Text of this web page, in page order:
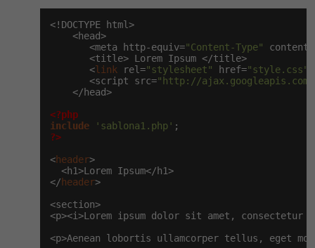
-30%
Business
Copywriting -30%
MS Office -80%
Adobe Lightroom
Adobe XD -15%
Adobe InDesign -25%
Adobe After Effects
Inkscape
Fotografování -80%
Pro firmy
<!DOCTYPE html>
    <head>
       <meta http-equiv=
"Content-Type" content=
       <title> Lorem Ipsum </title>
       <
link rel="stylesheet" href="style.css"
       <script src=
"http://
    </head>
<?php
include
'sablona1.php'
?>
<header>
  <h1>Lorem Ipsum</h1>
</header>
<section>
<p><i>Lorem ipsum dolor sit amet,
<p>Aenean lobortis ullamcorper tellus, eget